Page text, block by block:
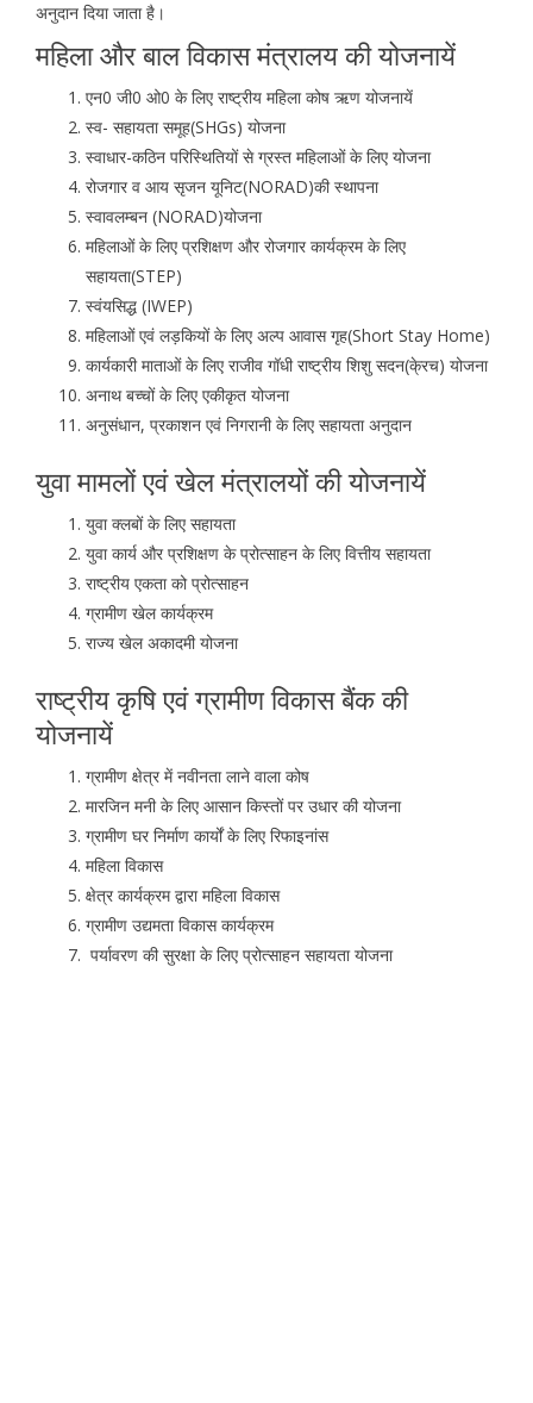
अनुदान दिया जाता है।
महिला और बाल विकास मंत्रालय की योजनायें
एन0 जी0 ओ0 के लिए राष्ट्रीय महिला कोष ऋण योजनायें
स्व- सहायता समूह(SHGs) योजना
स्वाधार-कठिन परिस्थितियों से ग्रस्त महिलाओं के लिए योजना
रोजगार व आय सृजन यूनिट(NORAD)की स्थापना
स्वावलम्बन (NORAD)योजना
महिलाओं के लिए प्रशिक्षण और रोजगार कार्यक्रम के लिए
सहायता(STEP)
स्वंयसिद्ध (IWEP)
महिलाओं एवं लड़कियों के लिए अल्प आवास गृह(Short Stay Home)
कार्यकारी माताओं के लिए राजीव गॉधी राष्ट्रीय शिशु सदन(के्रच) योजना
अनाथ बच्चों के लिए एकीकृत योजना
अनुसंधान, प्रकाशन एवं निगरानी के लिए सहायता अनुदान
युवा मामलों एवं खेल मंत्रालयों की योजनायें
युवा क्लबों के लिए सहायता
युवा कार्य और प्रशिक्षण के प्रोत्साहन के लिए वित्तीय सहायता
राष्ट्रीय एकता को प्रोत्साहन
ग्रामीण खेल कार्यक्रम
राज्य खेल अकादमी योजना
राष्ट्रीय कृषि एवं ग्रामीण विकास बैंक की
योजनायें
ग्रामीण क्षेत्र में नवीनता लाने वाला कोष
मारजिन मनी के लिए आसान किस्तों पर उधार की योजना
ग्रामीण घर निर्माण कार्यों के लिए रिफाइनांस
महिला विकास
क्षेत्र कार्यक्रम द्वारा महिला विकास
ग्रामीण उद्यमता विकास कार्यक्रम
पर्यावरण की सुरक्षा के लिए प्रोत्साहन सहायता योजना